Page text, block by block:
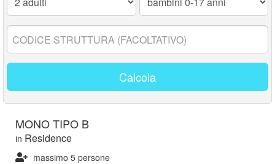
17
Codice
struttura:
Calcola
MONO TIPO B
in Residence
massimo 5 persone